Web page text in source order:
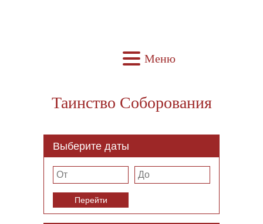
Меню
Таинство Соборования
Выберите даты
Перейти